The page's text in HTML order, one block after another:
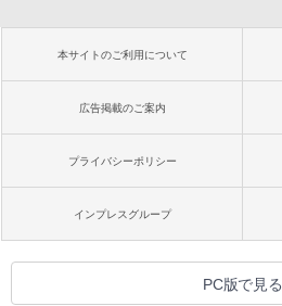
本サイトのご利用について
広告掲載のご案内
プライバシーポリシー
インプレスグループ
PC版で見る